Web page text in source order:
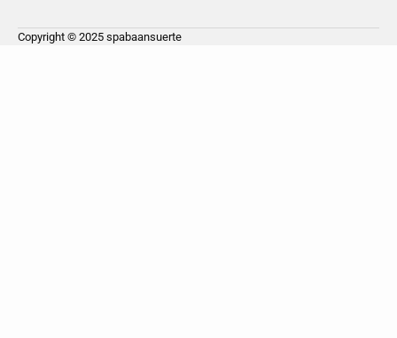
Copyright © 2025 spabaansuerte